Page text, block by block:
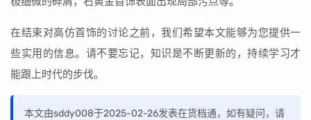
在结束对高仿首饰的讨论之前，我们希望本文能够为您提供一
些实用的信息。请不要忘记，知识是不断更新的，持续学习才
能跟上时代的步伐。
本文由sddy008于2025-02-26发表在货档通，如有疑问，请